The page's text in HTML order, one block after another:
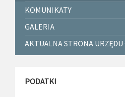
KOMUNIKATY
GALERIA
AKTUALNA STRONA URZĘDU
PODATKI